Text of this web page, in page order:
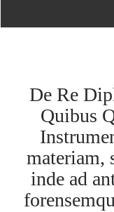
De Re
Quibus
materiam,
inde ad